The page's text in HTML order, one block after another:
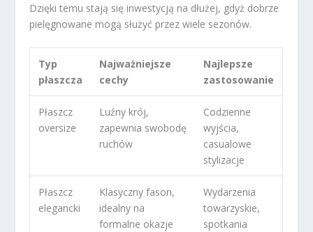
Dzięki temu stają się inwestycją na dłużej, gdyż dobrze
pielęgnowane mogą służyć przez wiele sezonów.
Typ
płaszcza
Najważniejsze
cechy
Najlepsze
zastosowanie
Płaszcz
oversize
Luźny krój,
zapewnia swobodę
ruchów
Codzienne
wyjścia,
casualowe
stylizacje
Płaszcz
elegancki
Klasyczny fason,
idealny na
formalne okazje
Wydarzenia
towarzyskie,
spotkania